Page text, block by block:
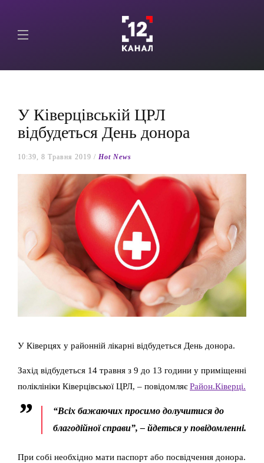
У Ківерцівській ЦРЛ
відбудеться День донора
10:39, 8 Травня 2019 / Hot News
У Ківерцях у районній лікарні відбудеться День донора.
Захід відбудеться 14 травня з 9 до 13 години у приміщенні
поліклініки Ківерцівської ЦРЛ, – повідомляєРайон.Ківерці.
“Всіх бажаючих просимо долучитися до
благодійної справи”, – йдеться у повідомленні.
При собі необхідно мати паспорт або посвідчення донора.